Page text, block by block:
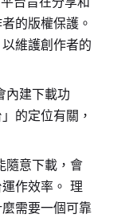
的版權保護。
維護創作者的
內建下載功
的定位有關，
隨意下載，會
作效率。 理
需要一個可靠